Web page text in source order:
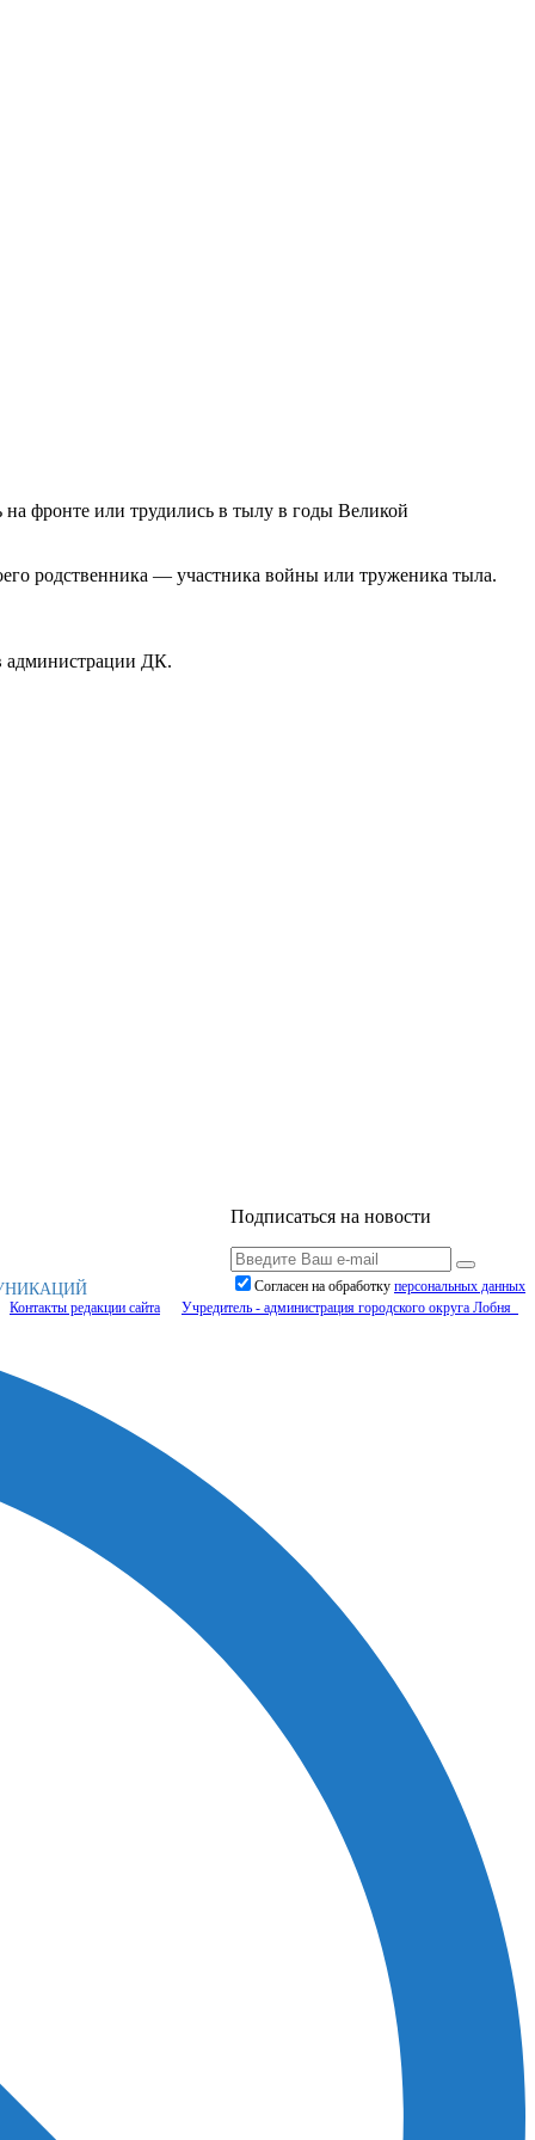
фронте или трудились в тылу в годы Великой
родственника — участника войны или труженика тыла.
администрации ДК.
Подписаться на новости
Согласен на обработку персональныx данных
Контакты редакции сайта Учредитель - администрация городского округа Лобня